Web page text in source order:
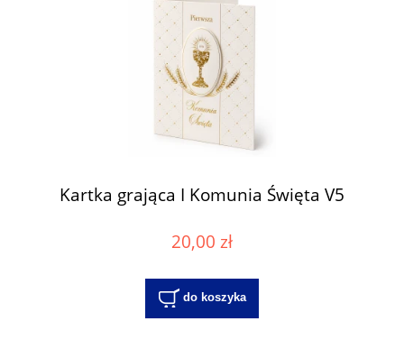
Kartka grająca I Komunia Święta V5
20,00 zł
do koszyka